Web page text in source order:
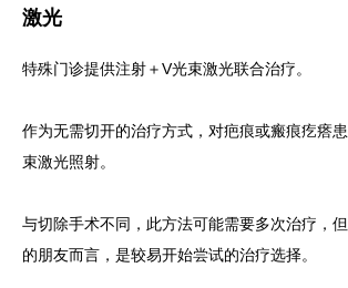
激光
特殊门诊提供注射＋V光束激光联合治疗。
作为无需切开的治疗方式，对疤痕或瘢痕疙瘩
束激光照射。
与切除手术不同，此方法可能需要多次治疗，
的朋友而言，是较易开始尝试的治疗选择。